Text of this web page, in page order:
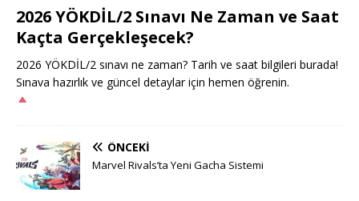
2026 YÖKDİL/2 Sınavı Ne Zaman ve Saat
Kaçta Gerçekleşecek?
2026 YÖKDİL/2 sınavı ne zaman? Tarih ve saat bilgileri burada!
Sınava hazırlık ve güncel detaylar için hemen öğrenin.
ÖNCEKI
Marvel Rivals’ta Yeni Gacha Sistemi